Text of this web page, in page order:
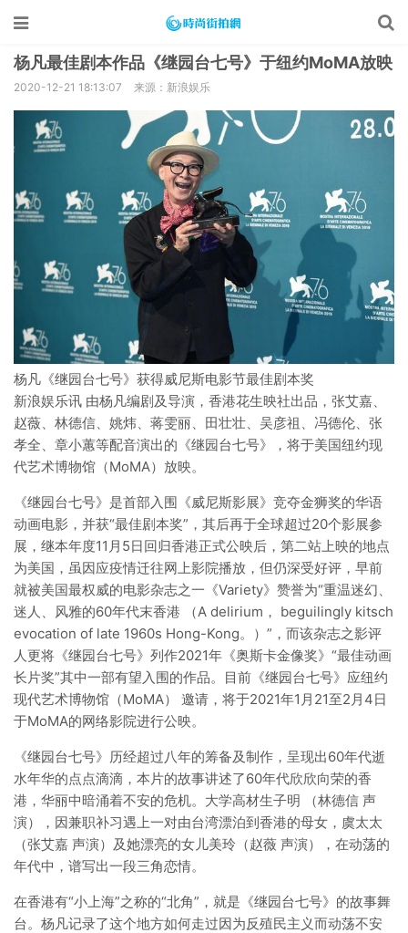
杨凡最佳剧本作品《继园台七号》于纽约MoMA放映
2020-12-21 18:13:07 来源：新浪娱乐
杨凡《继园台七号》获得威尼斯电影节最佳剧本奖
新浪娱乐讯 由杨凡编剧及导演，香港花生映社出品，张艾嘉、
赵薇、林德信、姚炜、蒋雯丽、田壮壮、吴彦祖、冯德伦、张
孝全、章小蕙等配音演出的《继园台七号》，将于美国纽约现
代艺术博物馆（MoMA）放映。
《继园台七号》是首部入围《威尼斯影展》竞夺金狮奖的华语
动画电影，并获“最佳剧本奖”，其后再于全球超过20个影展参
展，继本年度11月5日回归香港正式公映后，第二站上映的地点
为美国，虽因应疫情迁往网上影院播放，但仍深受好评，早前
就被美国最权威的电影杂志之一《Variety》赞誉为“重温迷幻、
迷人、风雅的60年代末香港 （A delirium， beguilingly kitsch
evocation of late 1960s Hong-Kong。）”，而该杂志之影评
人更将《继园台七号》列作2021年《奥斯卡金像奖》“最佳动画
长片奖”其中一部有望入围的作品。目前《继园台七号》应纽约
现代艺术博物馆（MoMA） 邀请，将于2021年1月21至2月4日
于MoMA的网络影院进行公映。
《继园台七号》历经超过八年的筹备及制作，呈现出60年代逝
水年华的点点滴滴，本片的故事讲述了60年代欣欣向荣的香
港，华丽中暗涌着不安的危机。大学高材生子明 （林德信 声
演），因兼职补习遇上一对由台湾漂泊到香港的母女，虞太太
（张艾嘉 声演）及她漂亮的女儿美玲（赵薇 声演），在动荡的
年代中，谱写出一段三角恋情。
在香港有“小上海”之称的“北角”，就是《继园台七号》的故事舞
台。杨凡记录了这个地方如何走过因为反殖民主义而动荡不安